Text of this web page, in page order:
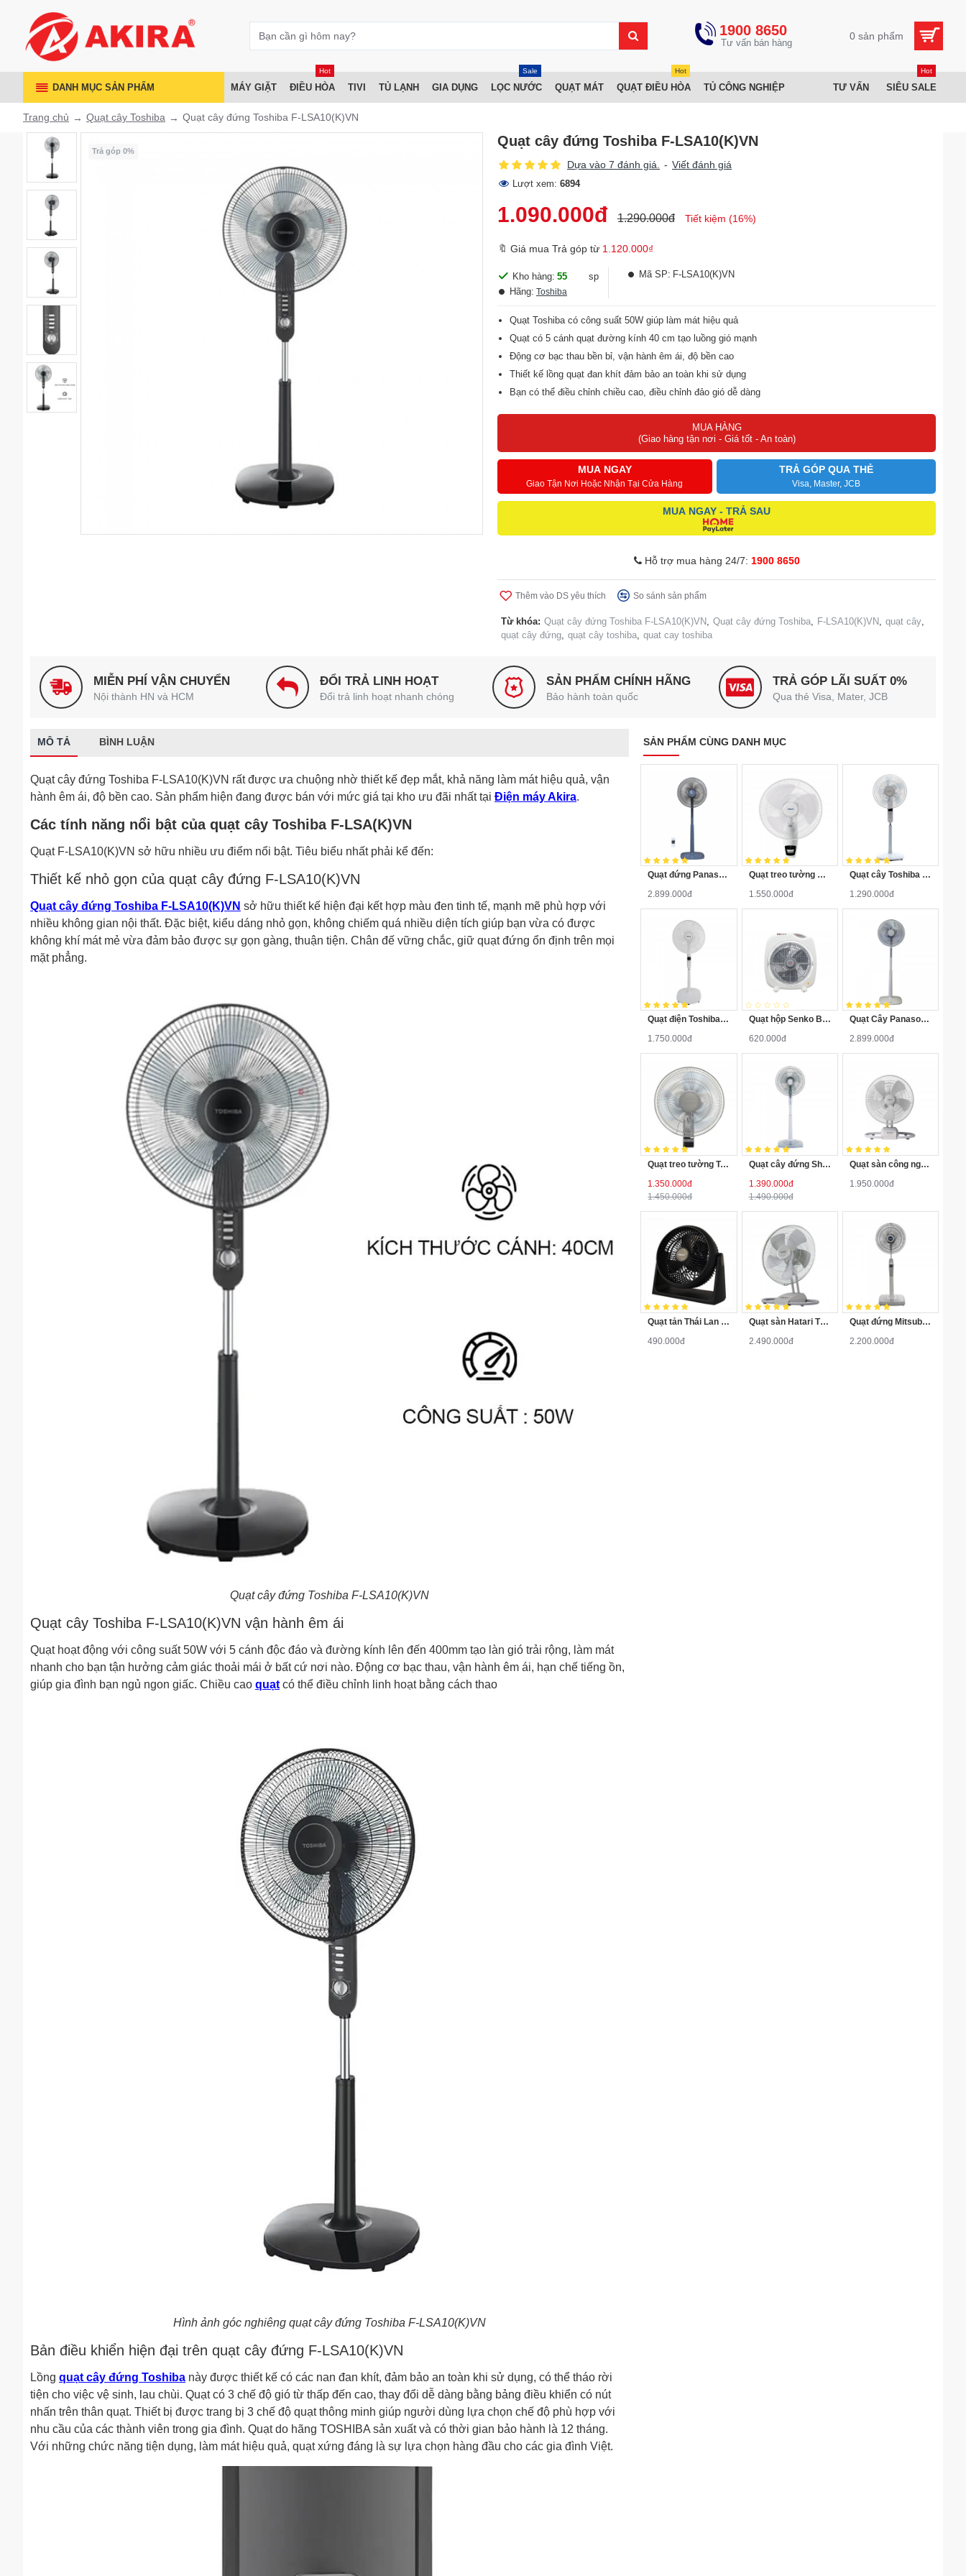
1900 8650 0 sản phẩm
DANH MỤC SẢN PHẨM MÁY GIẶT ĐIỀU HÒA
Hot
TIVI TỦ LẠNH GIA DỤNG LỌC NƯỚC
Sale
QUẠT MÁT QUẠT ĐIỀU HÒA
Hot
TỦ CÔNG NGHIỆP TƯ VẤN SIÊU SALE
Hot
Trang chủ Quạt cây Toshiba Quạt cây đứng Toshiba F-LSA10(K)VN
Trả góp 0%
Quạt cây đứng Toshiba F-LSA10(K)VN
Dựa vào 7 đánh giá. - Viết đánh giá
Lượt xem: 6894
1.090.000đ 1.290.000đ Tiết kiệm (16%)
🔖 Giá mua Trả góp từ 1.120.000₫
Kho hàng: 55
sp
Hãng: Toshiba
Mã SP: F-LSA10(K)VN
Quạt Toshiba có công suất 50W giúp làm mát hiệu quả
Quạt có 5 cánh quạt đường kính 40 cm tạo luồng gió mạnh
Động cơ bạc thau bền bỉ, vận hành êm ái, độ bền cao
Thiết kế lồng quạt đan khít đảm bảo an toàn khi sử dụng
Bạn có thể điều chỉnh chiều cao, điều chỉnh đảo gió dễ dàng
MUA HÀNG
(Giao hàng tận nơi - Giá tốt - An toàn)
MUA NGAY
Giao Tận Nơi Hoặc Nhận Tại Cửa Hàng
TRẢ GÓP QUA THẺ
Visa, Master, JCB
MUA NGAY - TRẢ SAU
Hỗ trợ mua hàng 24/7: 1900 8650
Thêm vào DS yêu thích So sánh sản phẩm
Từ khóa: Quạt cây đứng Toshiba F-LSA10(K)VN, Quạt cây đứng Toshiba, F-LSA10(K)VN, quạt cây,
quạt cây đứng, quạt cây toshiba, quat cay toshiba
MIỄN PHÍ VẬN CHUYỂN
Nội thành HN và HCM
ĐỔI TRẢ LINH HOẠT
Đổi trả linh hoạt nhanh chóng
SẢN PHẨM CHÍNH HÃNG
Bảo hành toàn quốc
TRẢ GÓP LÃI SUẤT 0%
Qua thẻ Visa, Mater, JCB
MÔ TẢ BÌNH LUẬN
Quạt cây đứng Toshiba F-LSA10(K)VN rất được ưa chuộng nhờ thiết kế đẹp mắt, khả năng làm mát hiệu quả, vận
hành êm ái, độ bền cao. Sản phẩm hiện đang được bán với mức giá tại kho ưu đãi nhất tại Điện máy Akira.
Các tính năng nổi bật của quạt cây Toshiba F-LSA(K)VN
Quạt F-LSA10(K)VN sở hữu nhiều ưu điểm nổi bật. Tiêu biểu nhất phải kể đến:
Thiết kế nhỏ gọn của quạt cây đứng F-LSA10(K)VN
Quạt cây đứng Toshiba F-LSA10(K)VN sở hữu thiết kế hiện đại kết hợp màu đen tinh tế, mạnh mẽ phù hợp với
nhiều không gian nội thất. Đặc biệt, kiểu dáng nhỏ gọn, không chiếm quá nhiều diện tích giúp bạn vừa có được
không khí mát mẻ vừa đảm bảo được sự gọn gàng, thuận tiện. Chân đế vững chắc, giữ quạt đứng ổn định trên mọi
mặt phẳng.
Quạt cây đứng Toshiba F-LSA10(K)VN
Quạt cây Toshiba F-LSA10(K)VN vận hành êm ái
Quạt hoạt động với công suất 50W với 5 cánh độc đáo và đường kính lên đến 400mm tạo làn gió trải rộng, làm mát
nhanh cho bạn tận hưởng cảm giác thoải mái ở bất cứ nơi nào. Động cơ bạc thau, vận hành êm ái, hạn chế tiếng ồn,
giúp gia đình bạn ngủ ngon giấc. Chiều cao quạt có thể điều chỉnh linh hoạt bằng cách thao
Hình ảnh góc nghiêng quạt cây đứng Toshiba F-LSA10(K)VN
Bản điều khiển hiện đại trên quạt cây đứng F-LSA10(K)VN
Lồng quạt cây đứng Toshiba này được thiết kế có các nan đan khít, đảm bảo an toàn khi sử dụng, có thể tháo rời
tiện cho việc vệ sinh, lau chùi. Quạt có 3 chế độ gió từ thấp đến cao, thay đổi dễ dàng bằng bảng điều khiển có nút
nhấn trên thân quạt. Thiết bị được trang bị 3 chế độ quạt thông minh giúp người dùng lựa chọn chế độ phù hợp với
nhu cầu của các thành viên trong gia đình. Quạt do hãng TOSHIBA sản xuất và có thời gian bảo hành là 12 tháng.
Với những chức năng tiện dụng, làm mát hiệu quả, quạt xứng đáng là sự lựa chọn hàng đầu cho các gia đình Việt.
SẢN PHẨM CÙNG DANH MỤC
Quạt đứng Panasonic F-409KB (màu xanh, có điều khiển)
2.899.000đ
Quạt treo tường Hatari HF-W18R1
1.550.000đ
Quạt cây Toshiba F-LSA20(H)VN
1.290.000đ
Quạt điện Toshiba F-LSD10HVN Inverter
1.750.000đ
Quạt hộp Senko BD1410
620.000đ
Quạt Cây Panasonic F409KBE
2.899.000đ
Quạt treo tường Toshiba F-WSA20(H)VN
1.350.000đ
1.450.000đ
Quạt cây đứng Sharp PJ-S40RV-LG
1.390.000đ
1.490.000đ
Quạt sàn công nghiệp Thái Lan Hatari IT18M2
1.950.000đ
Quạt tản Thái Lan Hatari HT-PS20M1
490.000đ
Quạt sàn Hatari Thái Lan IT22M1
2.490.000đ
Quạt đứng Mitsubishi Electric LV16-RB SF-GY Xám nhạt
2.200.000đ